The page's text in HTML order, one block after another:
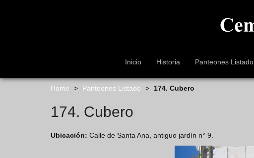
a
Inicio Historia Panteones Listado
Home > Panteones Listado > 174. Cubero
174. Cubero
Ubicación: Calle de Santa Ana, antiguo jardín n° 9.